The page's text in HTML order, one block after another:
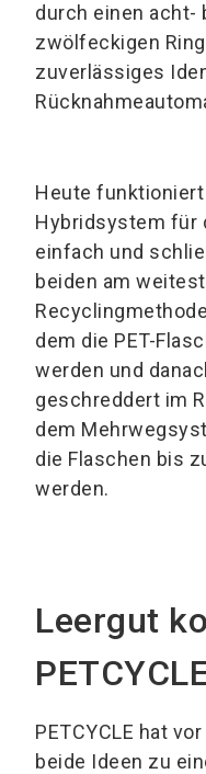
durch einen acht-
zwölfeckigen
zuverlässiges
Heute
Hybridsystem für
einfach und
beiden am
dem die PET-
werden und
geschreddert im
dem
die Flaschen bis
werden.
Leergut
PETCYCLE hat
beide Ideen zu